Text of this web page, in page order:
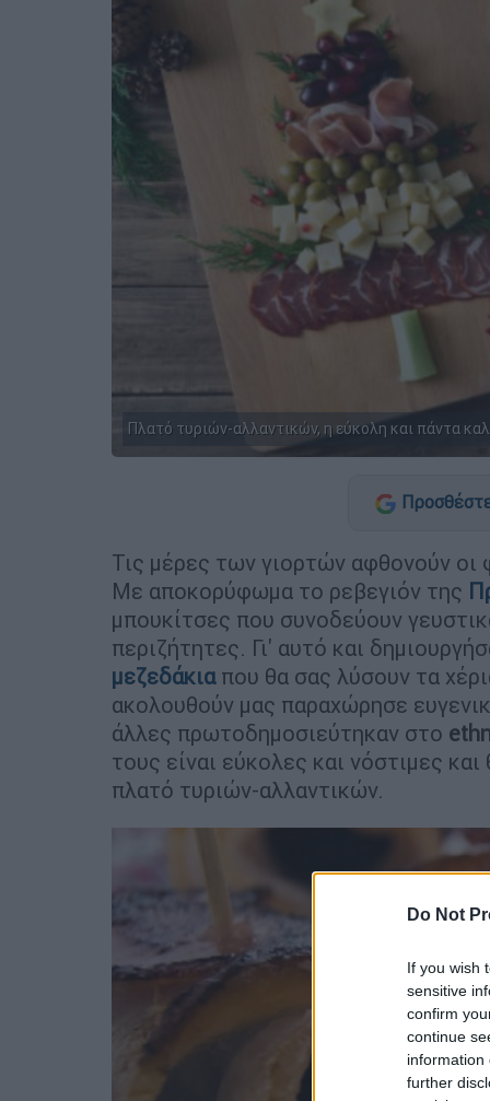
Do Not
If you wish
sensitive
confirm
continue
information
further
Πλατό τυριών-αλλαντικών, η εύκολη και πάντα
Τις μέρες των γιορτών αφθονούν οι
Με αποκορύφωμα το ρεβεγιόν της
μπουκίτσες που συνοδεύουν
περιζήτητες. Γι' αυτό και
μεζεδάκιαπου θα σας λύσουν τα
ακολουθούν μας παραχώρησε
άλλες πρωτοδημοσιεύτηκαν στο
τους είναι εύκολες και νόστιμες
πλατό τυριών-αλλαντικών.